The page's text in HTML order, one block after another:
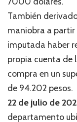
También
maniobra a partir
imputada haber
propia cuenta de
compra en un
de 94.202 pesos.
22 de julio de
departamento